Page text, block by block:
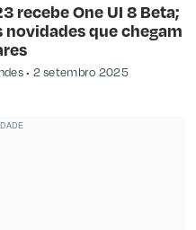
recebe One UI 8 Beta;
novidades que chegam
2 setembro 2025